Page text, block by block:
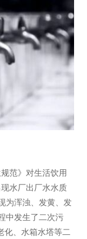
范》对生活饮用
水厂出厂水水质
为浑浊、发黄、发
中发生了二次污
化、水箱水塔等二